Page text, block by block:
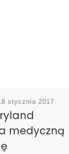
stycznia 2017
medyczną